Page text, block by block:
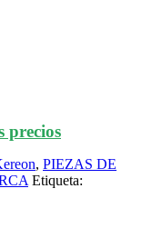
precios
, PIEZAS DE
Etiqueta: